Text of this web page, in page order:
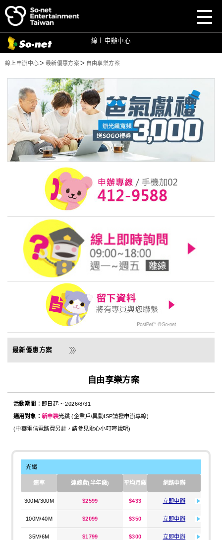
前往 So-net官網
前往 So-net官網
前往 So-net 目前頁面：
線上申辦中心
So-net 寬頻申辦方案：自由享樂方案
線上申辦中心＞ 最新優惠方案＞ 自由享樂方案
自由享樂方案
活動期間： 即日起 ~ 2026/8/31
適用對象： 新申裝光纖 (企業戶/異動ISP請撥申辦專線)
(中華電信電路費另計，請參見貼心小叮嚀說明)
光纖
速率 連線費(半年繳) 平均月繳 網路申辦
300M/300M $2599 $433 立即申辦
100M/40M $2099 $350 立即申辦
35M/6M $1799 $300 立即申辦